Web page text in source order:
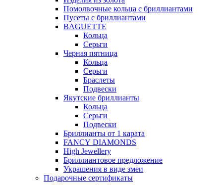
Помолвочные кольца с бриллиантами
Пусеты с бриллиантами
BAGUETTE
Кольца
Серьги
Черная пятница
Кольца
Серьги
Браслеты
Подвески
Якутские бриллианты
Кольца
Серьги
Подвески
Бриллианты от 1 карата
FANCY DIAMONDS
High Jewellery
Бриллиантовое предложение
Украшения в виде змеи
Подарочные сертификаты